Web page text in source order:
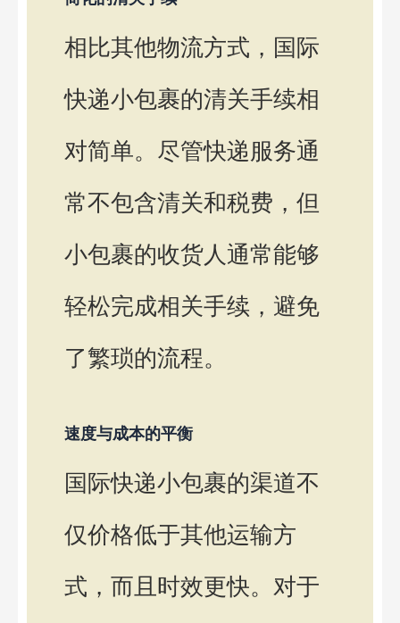
相比其他物流方式，国际
快递小包裹的清关手续相
对简单。尽管快递服务通
常不包含清关和税费，但
小包裹的收货人通常能够
轻松完成相关手续，避免
了繁琐的流程。
速度与成本的平衡
国际快递小包裹的渠道不
仅价格低于其他运输方
式，而且时效更快。对于